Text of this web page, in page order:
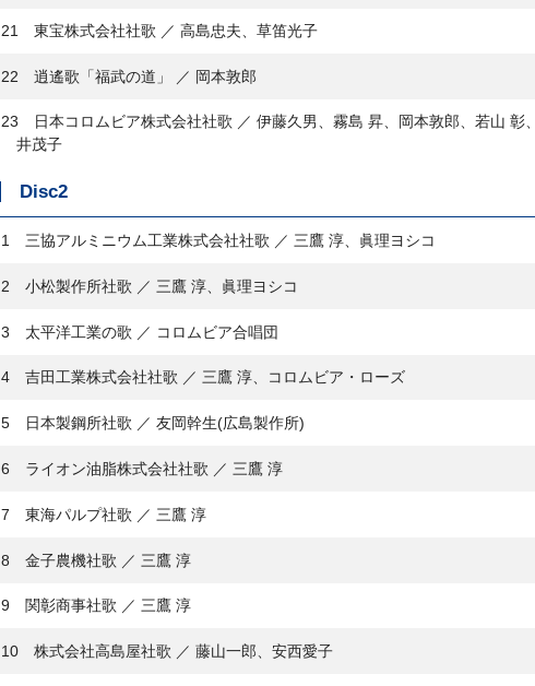
21 東宝株式会社社歌 ／ 高島忠夫、草笛光子
22 逍遙歌「福武の道」 ／ 岡本敦郎
23 日本コロムビア株式会社社歌 ／ 伊藤久男、霧島 昇、岡本敦郎、若山 彰
井茂子
Disc2
1 三協アルミニウム工業株式会社社歌 ／ 三鷹 淳、眞理ヨシコ
2 小松製作所社歌 ／ 三鷹 淳、眞理ヨシコ
3 太平洋工業の歌 ／ コロムビア合唱団
4 吉田工業株式会社社歌 ／ 三鷹 淳、コロムビア・ローズ
5 日本製鋼所社歌 ／ 友岡幹生(広島製作所)
6 ライオン油脂株式会社社歌 ／ 三鷹 淳
7 東海パルプ社歌 ／ 三鷹 淳
8 金子農機社歌 ／ 三鷹 淳
9 関彰商事社歌 ／ 三鷹 淳
10 株式会社高島屋社歌 ／ 藤山一郎、安西愛子